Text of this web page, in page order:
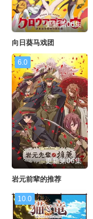
更新第06集
向日葵马戏团
6.0
更新第06集
岩元前辈的推荐
10.0